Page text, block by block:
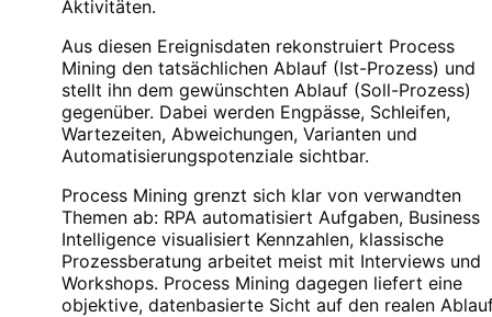
Aktivitäten.
Aus diesen Ereignisdaten rekonstruiert Process
Mining den tatsächlichen Ablauf (Ist-Prozess) und
stellt ihn dem gewünschten Ablauf (Soll-Prozess)
gegenüber. Dabei werden Engpässe, Schleifen,
Wartezeiten, Abweichungen, Varianten und
Automatisierungspotenziale sichtbar.
Process Mining grenzt sich klar von verwandten
Themen ab: RPA automatisiert Aufgaben, Business
Intelligence visualisiert Kennzahlen, klassische
Prozessberatung arbeitet meist mit Interviews und
Workshops. Process Mining dagegen liefert eine
objektive, datenbasierte Sicht auf den realen